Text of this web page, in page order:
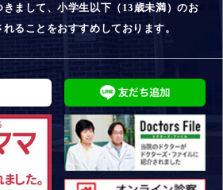
まして、小学生以下（13歳未満）のお
ることをおすすめしております。